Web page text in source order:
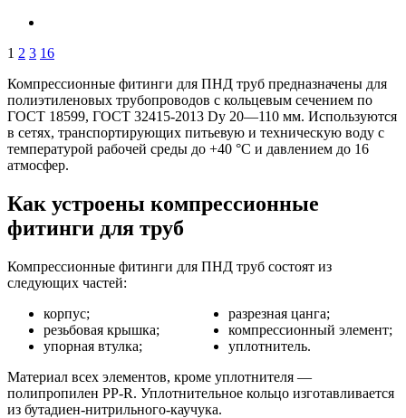
1 2 3 16
Компрессионные фитинги для ПНД труб предназначены для
полиэтиленовых трубопроводов с кольцевым сечением по
ГОСТ 18599, ГОСТ 32415-2013 Dy 20—110 мм. Используются
в сетях, транспортирующих питьевую и техническую воду с
температурой рабочей среды до +40 °С и давлением до 16
атмосфер.
Как устроены компрессионные
фитинги для труб
Компрессионные фитинги для ПНД труб состоят из
следующих частей:
корпус;
резьбовая крышка;
упорная втулка;
разрезная цанга;
компрессионный элемент;
уплотнитель.
Материал всех элементов, кроме уплотнителя —
полипропилен PP-R. Уплотнительное кольцо изготавливается
из бутадиен-нитрильного-каучука.